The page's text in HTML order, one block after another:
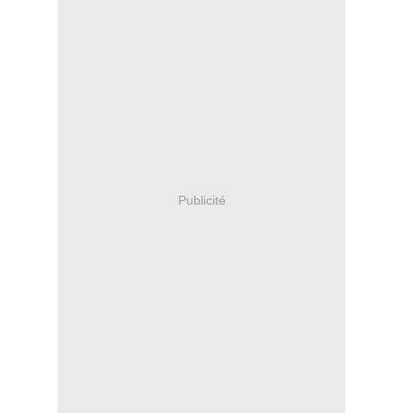
Publicité